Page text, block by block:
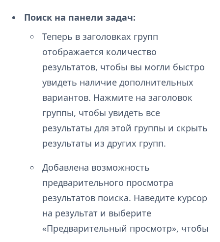
Поиск на панели задач:
Теперь в заголовках групп
отображается количество
результатов, чтобы вы могли быстро
увидеть наличие дополнительных
вариантов. Нажмите на заголовок
группы, чтобы увидеть все
результаты для этой группы и скрыть
результаты из других групп.
Добавлена возможность
предварительного просмотра
результатов поиска. Наведите курсор
на результат и выберите
«Предварительный просмотр», чтобы